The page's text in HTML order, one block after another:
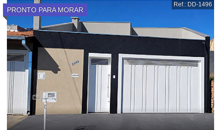
PRONTO PARA MORAR
Ref.: DD-1496